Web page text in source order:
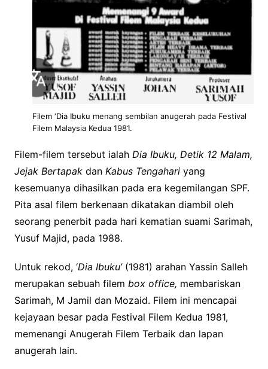
Filem ‘Dia Ibuku menang sembilan anugerah pada Festival
Filem Malaysia Kedua 1981.
Filem-filem tersebut ialah Dia Ibuku, Detik 12 Malam,
Jejak BertapakdanKabus Tengahari yang
kesemuanya dihasilkan pada era kegemilangan SPF.
Pita asal filem berkenaan dikatakan diambil oleh
seorang penerbit pada hari kematian suami Sarimah,
Yusuf Majid, pada 1988.
Untuk rekod, ‘Dia Ibuku’(1981) arahan Yassin Salleh
merupakan sebuah filem box office, membariskan
Sarimah, M Jamil dan Mozaid. Filem ini mencapai
kejayaan besar pada Festival Filem Kedua 1981,
memenangi Anugerah Filem Terbaik dan lapan
anugerah lain.